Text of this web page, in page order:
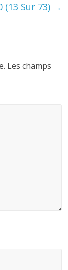
(13 Sur 73) →
Les champs